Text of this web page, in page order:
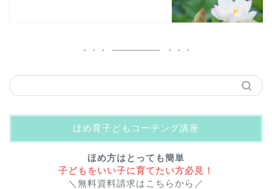
ほめ育子どもコーチング講座
ほめ方はとっても簡単
子どもをいい子に育てたい方必見！
＼無料資料請求はこちらから／